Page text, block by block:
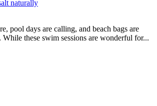
naturally
pool days are calling, and beach bags are
While these swim sessions are wonderful for...